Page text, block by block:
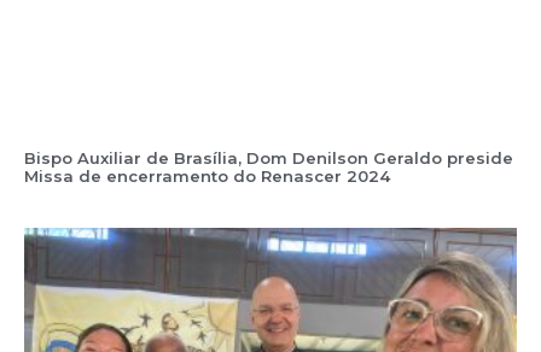
Bispo Auxiliar de Brasília, Dom Denilson Geraldo preside
Missa de encerramento do Renascer 2024